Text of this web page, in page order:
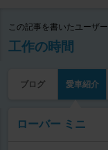
この記事を書いたユーザー
工作の時間
ブログ 愛車紹介
ローバー ミニ